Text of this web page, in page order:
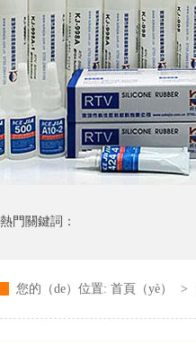
熱門關鍵詞：
您的（de）位置: 首頁（yè） >